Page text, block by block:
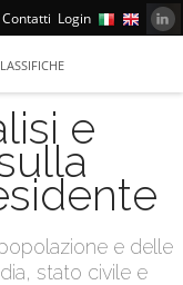
Contatti Login
e
e delle
stato civile e